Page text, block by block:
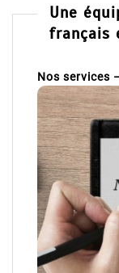
Une
français
Nos services